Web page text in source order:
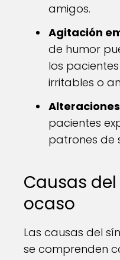
amigos.
Agitación
de humor
los
irritables o
pacientes
patrones de
Causas
ocaso
Las causas del
se comprenden